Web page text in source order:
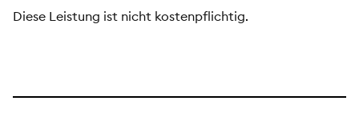
Diese Leistung ist nicht kostenpflichtig.